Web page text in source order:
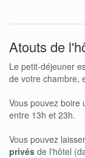
Atouts de
Le petit-déjeuner
de votre chambre,
Vous pouvez boire
entre 13h et 23h.
Vous pouvez
privés de l'hôtel